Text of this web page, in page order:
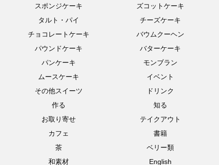
スポンジケーキ
ズコットケーキ
タルト・パイ
チーズケーキ
チョコレートケーキ
バウムクーヘン
パウンドケーキ
バターケーキ
パンケーキ
モンブラン
ムースケーキ
イベント
その他スイーツ
ドリンク
作る
知る
お取り寄せ
テイクアウト
カフェ
書籍
茶
ベリー類
和素材
English